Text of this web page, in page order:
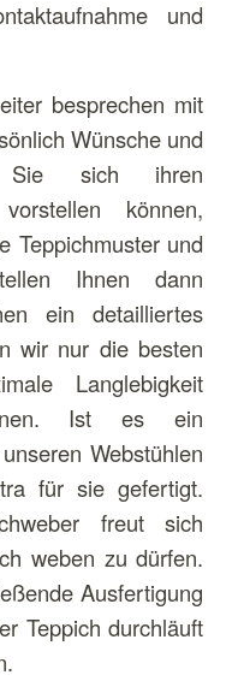
und
besprechen mit
Wünsche und
Sie sich ihren
können,
Teppichmuster und
Ihnen dann
ein detailliertes
wir nur die besten
Langlebigkeit
Ist es ein
Webstühlen
für sie gefertigt.
freut sich
weben zu dürfen.
Ausfertigung
Teppich durchläuft